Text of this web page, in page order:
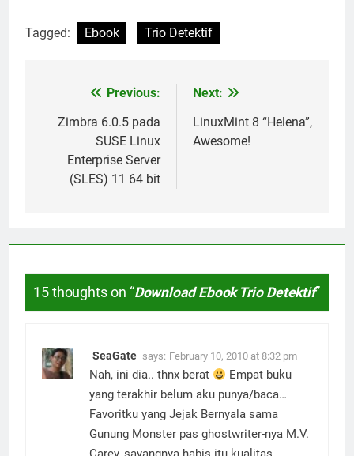
Tagged: Ebook Trio Detektif
navigation
Previous:
Zimbra 6.0.5 pada
SUSE Linux
Enterprise Server
(SLES) 11 64 bit
Next:
LinuxMint 8 “Helena”,
Awesome!
15 thoughts on “Download Ebook Trio Detektif”
SeaGate says: February 10, 2010 at 8:32 pm
Nah, ini dia.. thnx berat
Empat buku
yang terakhir belum aku punya/baca…
Favoritku yang Jejak Bernyala sama
Gunung Monster pas ghostwriter-nya M.V.